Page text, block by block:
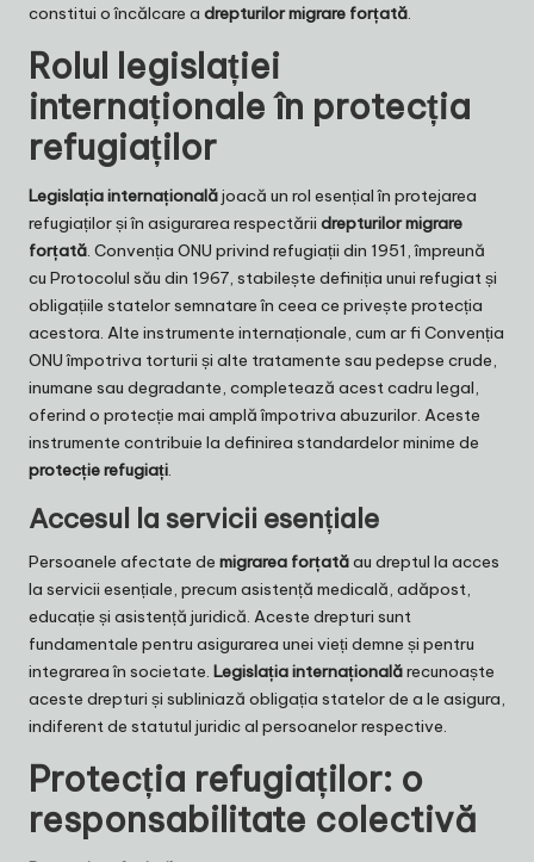
constitui o încălcare a drepturilor migrare forțată.
Rolul legislației
internaționale în protecția
refugiaților
Legislația internaționalăjoacă un rol esențial în protejarea
refugiaților și în asigurarea respectării drepturilor migrare
forțată. Convenția ONU privind refugiații din 1951, împreună
cu Protocolul său din 1967, stabilește definiția unui refugiat și
obligațiile statelor semnatare în ceea ce privește protecția
acestora. Alte instrumente internaționale, cum ar fi Convenția
ONU împotriva torturii și alte tratamente sau pedepse crude,
inumane sau degradante, completează acest cadru legal,
oferind o protecție mai amplă împotriva abuzurilor. Aceste
instrumente contribuie la definirea standardelor minime de
protecție refugiați.
Accesul la servicii esențiale
Persoanele afectate de migrarea forțatăau dreptul la acces
la servicii esențiale, precum asistență medicală, adăpost,
educație și asistență juridică. Aceste drepturi sunt
fundamentale pentru asigurarea unei vieți demne și pentru
integrarea în societate. Legislația internaționalărecunoaște
aceste drepturi și subliniază obligația statelor de a le asigura,
indiferent de statutul juridic al persoanelor respective.
Protecția refugiaților: o
responsabilitate colectivă